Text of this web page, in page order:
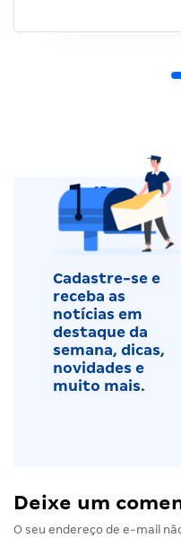
Cadastre-se e
receba as
notícias em
destaque da
semana, dicas,
novidades e
muito mais.
Deixe um
O seu endereço de e-mail